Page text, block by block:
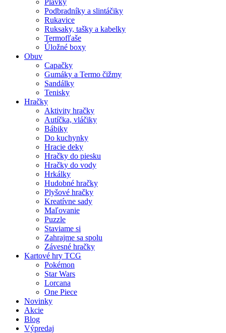
Podbradníky a slintáčiky
Rukavice
Ruksaky, tašky a kabelky
Termofľaše
Úložné boxy
Obuv
Capačky
Gumáky a Termo čižmy
Sandálky
Tenisky
Hračky
Aktivity hračky
Autíčka, vláčiky
Bábiky
Do kuchynky
Hracie deky
Hračky do piesku
Hračky do vody
Hrkálky
Hudobné hračky
Plyšové hračky
Kreatívne sady
Maľovanie
Puzzle
Staviame si
Zahrajme sa spolu
Závesné hračky
Kartové hry TCG
Pokémon
Star Wars
Lorcana
One Piece
Novinky
Akcie
Blog
Výpredaj